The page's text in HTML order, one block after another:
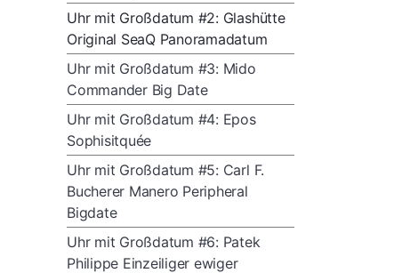
Uhr mit Großdatum #2: Glashütte
Original SeaQ Panoramadatum
Uhr mit Großdatum #3: Mido
Commander Big Date
Uhr mit Großdatum #4: Epos
Sophisitquée
Uhr mit Großdatum #5: Carl F.
Bucherer Manero Peripheral
Bigdate
Uhr mit Großdatum #6: Patek
Philippe Einzeiliger ewiger